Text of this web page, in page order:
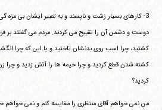
3- کارهای بسیار زشت و ناپسند و به تعبیر ایشان بی مزه
دوست و دشمن آن را تقبیح می کردند. مردم می گفتند بر
کشتید، چرا اسب روی بدنشان تاختید و یا این که چرا
کشته شدن قطع کردید و چرا خیمه ها را آتش زدید و چرا
کردید؟
من نمی خواهم آقای منتظری را مقایسه کنم و نمی خواهم